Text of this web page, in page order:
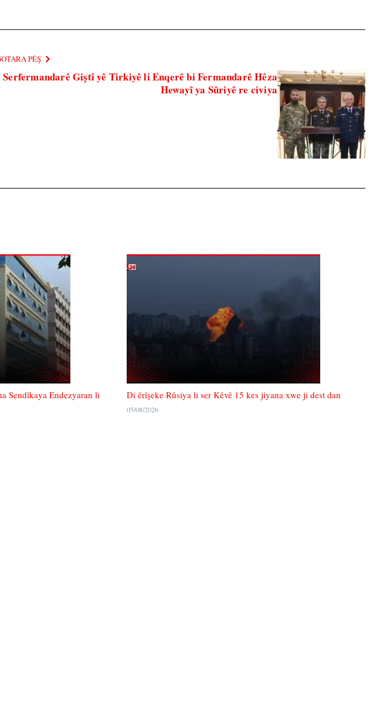
PÊŞ
Serfermandarê Giştî yê Tirkiyê li Enqerê bi Fermandarê Hêza
Hewayî ya Sûriyê re civiya
Sendîkaya Endezyaran li
Di êrîşeke Rûsiya li ser Kêvê 15 kes jiyana xwe ji dest dan
05/08/2026